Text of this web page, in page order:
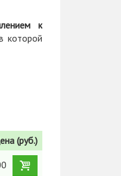
к
которой
(руб.)